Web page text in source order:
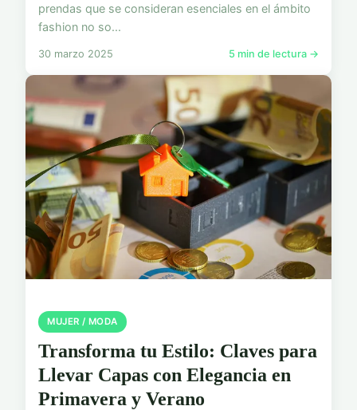
prendas que se consideran esenciales en el ámbito
fashion no so...
30 marzo 2025 5 min de lectura →
MUJER / MODA
Transforma tu Estilo: Claves para
Llevar Capas con Elegancia en
Primavera y Verano